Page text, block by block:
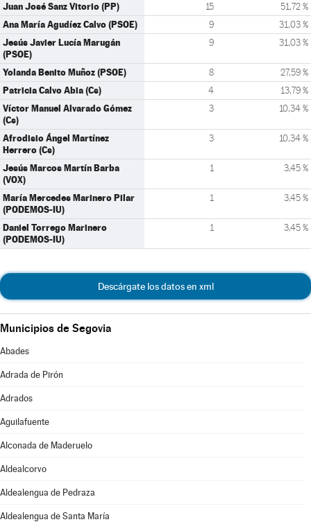
Juan José Sanz Vitorio (PP) 15 51,72 %
Ana María Agudíez Calvo (PSOE) 9 31,03 %
Jesús Javier Lucía Marugán
(PSOE)
9 31,03 %
Yolanda Benito Muñoz (PSOE) 8 27,59 %
Patricia Calvo Abia (Cs) 4 13,79 %
Víctor Manuel Alvarado Gómez
(Cs)
3 10,34 %
Afrodisio Ángel Martínez
Herrero (Cs)
3 10,34 %
Jesús Marcos Martín Barba
(VOX)
1 3,45 %
María Mercedes Marinero Pilar
(PODEMOS-IU)
1 3,45 %
Daniel Torrego Marinero
(PODEMOS-IU)
1 3,45 %
Descárgate los datos en xml
Municipios de Segovia
Abades
Adrada de Pirón
Adrados
Aguilafuente
Alconada de Maderuelo
Aldealcorvo
Aldealengua de Pedraza
Aldealengua de Santa María